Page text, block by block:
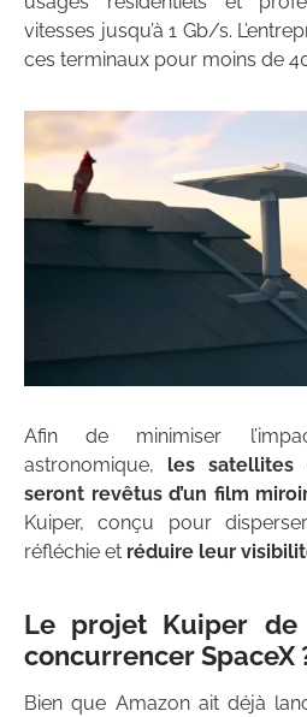
vitesses jusqu’à 1 Gb/s.
ces terminaux pour moins de
Afin de minimiser
astronomique, les satellites
seront revêtus d’un film
Kuiper, conçu pour
réfléchie et réduire leur
Le projet Kuiper de
concurrencer SpaceX
Bien que Amazon ait déjà